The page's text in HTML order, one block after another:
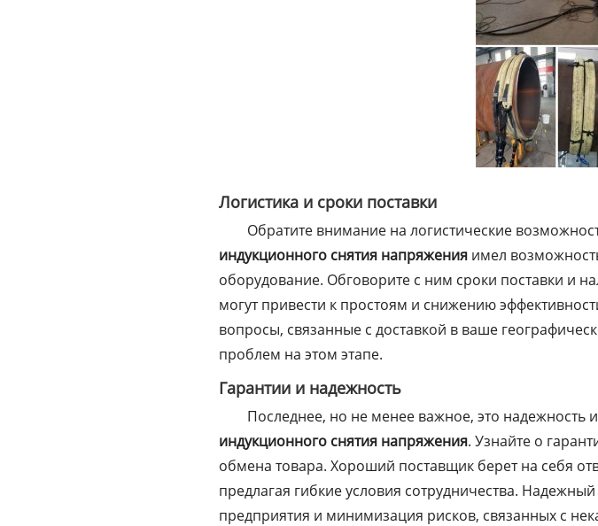
Логистика и сроки поставки
Обратите внимание на логистические
индукционного снятия напряжения имел
оборудование. Обговорите с ним сроки поставки и
могут привести к простоям и снижению
вопросы, связанные с доставкой в ваше
проблем на этом этапе.
Гарантии и надежность
Последнее, но не менее важное, это надежность
индукционного снятия напряжения. Узнайте о
обмена товара. Хороший поставщик берет на себя
предлагая гибкие условия сотрудничества.
предприятия и минимизация рисков, связанных с